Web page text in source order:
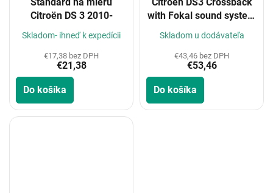
Citroën DS 3 2010-
Skladom- ihneď k expedícii
€17,38 bez DPH
€21,38
Do košíka
with Fokal sound system
2019-
Skladom u dodávateľa
€43,46 bez DPH
€53,46
Do košíka